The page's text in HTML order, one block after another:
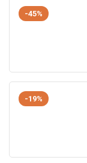
-45%
-19%